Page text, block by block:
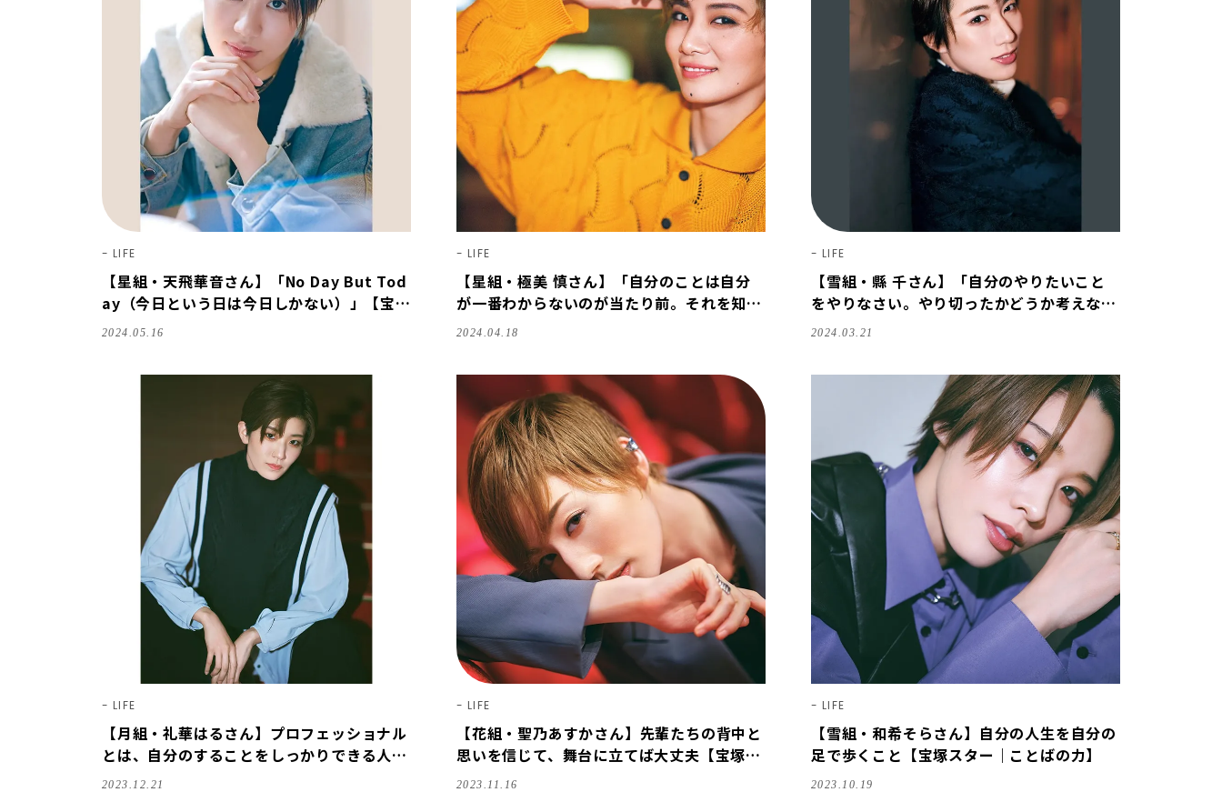
LIFE
【星組・天飛華音さん】「No Day But Tod
ay（今日という日は今日しかない）」【宝塚
スター｜ことばの力】
2024.05.16
LIFE
【星組・極美 慎さん】「自分のことは自分
が一番わからないのが当たり前。それを知っ
ていくのが人生」【宝塚スター｜ことばの
2024.04.18
LIFE
【雪組・縣 千さん】「自分のやりたいこと
をやりなさい。やり切ったかどうか考えなさ
い」【宝塚スター｜ことばの力】
2024.03.21
LIFE
【月組・礼華はるさん】プロフェッショナル
とは、自分のすることをしっかりできる人
【宝塚スター｜ことばの力】
2023.12.21
LIFE
【花組・聖乃あすかさん】先輩たちの背中と
思いを信じて、舞台に立てば大丈夫【宝塚ス
ター｜ことばの力】
2023.11.16
LIFE
【雪組・和希そらさん】自分の人生を自分の
足で歩くこと【宝塚スター｜ことばの力】
2023.10.19